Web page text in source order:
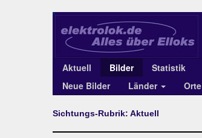
Aktuell Bilder Statistik
Neue Bilder
Länder Orte
Sichtungs-Rubrik: Aktuell